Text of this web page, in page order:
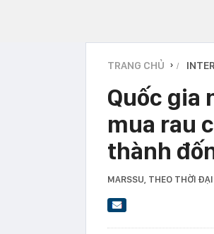
TRANG CHỦ ›
Quốc gia
mua rau
thành
MARSSU , THEO THỜI ĐẠI